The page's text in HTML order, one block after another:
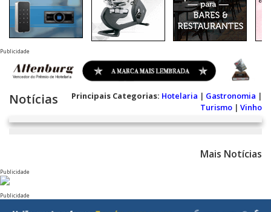
Publicidade
Notícias Principais Categorias: Hotelaria | Gastronomia |
Turismo | Vinho
Mais Notícias
Publicidade
Publicidade